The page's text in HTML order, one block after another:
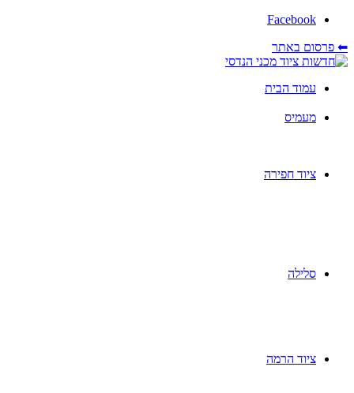
Facebook
⬅ פרסום באתר
עמוד הבית
מעמיס
ציוד חפירה
סלילה
ציוד הרמה